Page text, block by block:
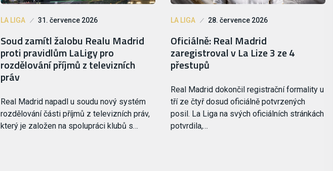
LA LIGA 31. července 2026
Soud zamítl žalobu Realu Madrid
proti pravidlům LaLigy pro
rozdělování příjmů z televizních
práv
Real Madrid napadl u soudu nový systém
rozdělování části příjmů z televizních práv,
který je založen na spolupráci klubů s…
LA LIGA 28. července 2026
Oficiálně: Real Madrid
zaregistroval v La Lize 3 ze 4
přestupů
Real Madrid dokončil registrační formality u
tří ze čtyř dosud oficiálně potvrzených
posil. La Liga na svých oficiálních stránkách
potvrdila,…